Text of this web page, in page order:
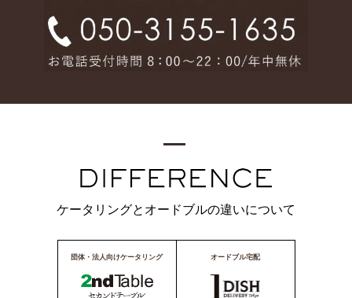
ケータリングとオードブルの違いについて
団体・法人向けケータリング オードブル宅配